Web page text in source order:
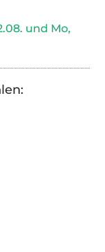
und Mo,